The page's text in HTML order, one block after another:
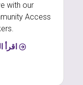
with our
Access